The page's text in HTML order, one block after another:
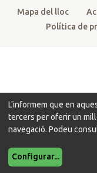
Mapa del lloc
Política de
L'informem que en
tercers per oferir un
navegació. Podeu
Configurar...